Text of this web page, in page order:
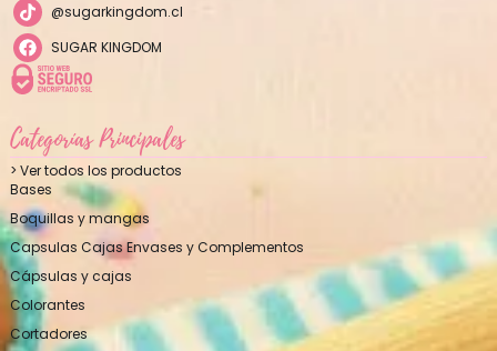
@sugarkingdom.cl
SUGAR KINGDOM
Categorías Principales
> Ver todos los productos
Bases
Boquillas y mangas
Capsulas Cajas Envases y Complementos
Cápsulas y cajas
Colorantes
Cortadores